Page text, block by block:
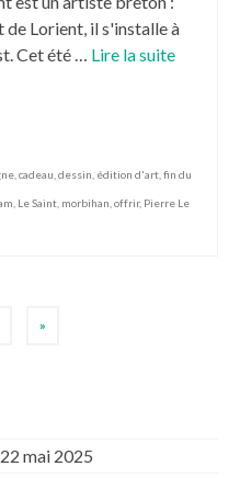
Lorient, il s'installe à
Cet été … Lire la suite
cadeau dessin édition d'art fin du
Le Saint morbihan offrir, Pierre Le
»
22 mai 2025